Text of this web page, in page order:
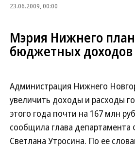
23.06.2009, 00:00
Мэрия Нижнего
бюджетных доходов
Администрация Нижнего
увеличить доходы и расходы
этого года почти на 167 млн
сообщила глава департамента
Светлана Утросина. По ее